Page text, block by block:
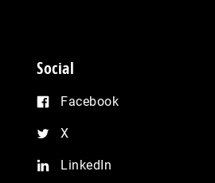
Social
Facebook
X
LinkedIn